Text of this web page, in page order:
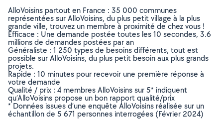
AlloVoisins partout en France : 35 000 communes
représentées sur AlloVoisins, du plus petit village à la plus
grande ville, trouvez un membre à proximité de chez vous !
Efficace : Une demande postée toutes les 10 secondes, 3.6
millions de demandes postées par an
Généraliste : 1 250 types de besoins différents, tout est
possible sur AlloVoisins, du plus petit besoin aux plus grands
projets.
Rapide : 10 minutes pour recevoir une première réponse à
votre demande
Qualité / prix : 4 membres AlloVoisins sur 5* indiquent
qu’AlloVoisins propose un bon rapport qualité/prix
* Données issues d’une enquête AlloVoisins réalisée sur un
échantillon de 5 671 personnes interrogées (Février 2024)